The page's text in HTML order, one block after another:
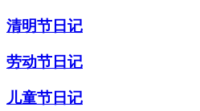
清明节日记
劳动节日记
儿童节日记